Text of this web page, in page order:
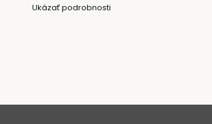
S podrúčkamiUkázať podrobnosti